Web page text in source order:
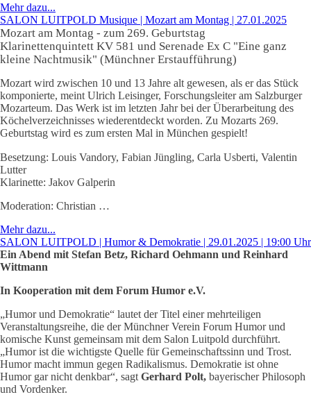
Mehr dazu...
SALON LUITPOLD Musique | Mozart am Montag | 27.01.2025
Mozart am Montag - zum 269. Geburtstag
Klarinettenquintett KV 581 und Serenade Ex C "Eine ganz
kleine Nachtmusik" (Münchner Erstaufführung)
Mozart wird zwischen 10 und 13 Jahre alt gewesen, als er das Stück
komponierte, meint Ulrich Leisinger, Forschungsleiter am Salzburger
Mozarteum. Das Werk ist im letzten Jahr bei der Überarbeitung des
Köchelverzeichnisses wiederentdeckt worden. Zu Mozarts 269.
Geburtstag wird es zum ersten Mal in München gespielt!
Besetzung: Louis Vandory, Fabian Jüngling, Carla Usberti, Valentin
Lutter
Klarinette: Jakov Galperin
Moderation: Christian …
Mehr dazu...
SALON LUITPOLD | Humor & Demokratie | 29.01.2025 | 19:00 Uhr
Ein Abend mit Stefan Betz, Richard Oehmann und Reinhard
Wittmann
In Kooperation mit dem Forum Humor e.V.
„Humor und Demokratie“ lautet der Titel einer mehrteiligen
Veranstaltungsreihe, die der Münchner Verein Forum Humor und
komische Kunst gemeinsam mit dem Salon Luitpold durchführt.
„Humor ist die wichtigste Quelle für Gemeinschaftssinn und Trost.
Humor macht immun gegen Radikalismus. Demokratie ist ohne
Humor gar nicht denkbar“, sagt Gerhard Polt, bayerischer Philosoph
und Vordenker.